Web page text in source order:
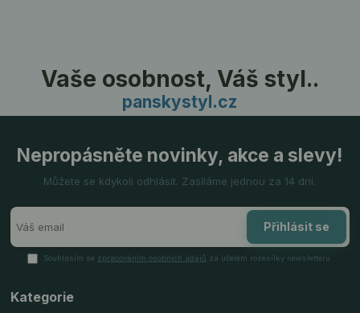
Vaše osobnost, Váš styl..
panskystyl.cz
Nepropásněte novinky, akce a slevy!
Můžete se kdykoli odhlásit. Zasíláme jednou za 14 dní.
Přihlásit se
Souhlasím se zpracováním osobních údajů za účelem rozesílky newsletteru.
Kategorie